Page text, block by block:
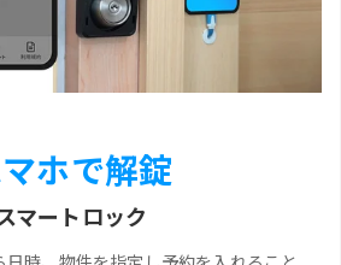
ホで解錠
マートロック